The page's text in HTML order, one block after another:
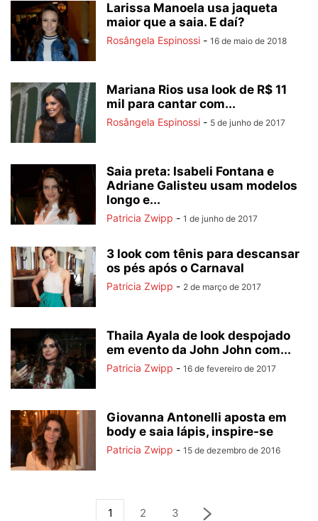
Larissa Manoela usa jaqueta
maior que a saia. E daí?
Rosângela Espinossi - 16 de maio de 2018
Mariana Rios usa look de R$ 11
mil para cantar com...
Rosângela Espinossi - 5 de junho de 2017
Saia preta: Isabeli Fontana e
Adriane Galisteu usam modelos
longo e...
Patricia Zwipp - 1 de junho de 2017
3 look com tênis para descansar
os pés após o Carnaval
Patricia Zwipp - 2 de março de 2017
Thaila Ayala de look despojado
em evento da John John com...
Patricia Zwipp - 16 de fevereiro de 2017
Giovanna Antonelli aposta em
body e saia lápis, inspire-se
Patricia Zwipp - 15 de dezembro de 2016
1 2 3